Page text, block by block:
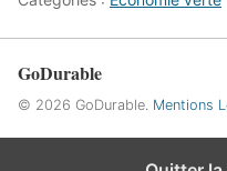
GoDurable
© 2026 GoDurable. Mentions